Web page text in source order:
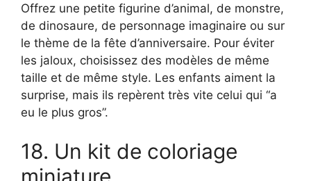
Offrez une petite figurine d’animal, de monstre,
de dinosaure, de personnage imaginaire ou sur
le thème de la fête d’anniversaire. Pour éviter
les jaloux, choisissez des modèles de même
taille et de même style. Les enfants aiment la
surprise, mais ils repèrent très vite celui qui “a
eu le plus gros”.
18. Un kit de coloriage